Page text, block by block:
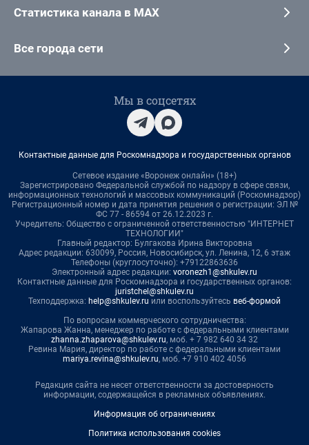
Статистика канала в MAX
Все города сети
Мы в соцсетях
Контактные данные для Роскомнадзора и государственных органов
Сетевое издание «Воронеж онлайн» (18+)
Зарегистрировано Федеральной службой по надзору в сфере связи,
информационных технологий и массовых коммуникаций (Роскомнадзор)
Регистрационный номер и дата принятия решения о регистрации: ЭЛ №
ФС 77 - 86594 от 26.12.2023 г.
Учредитель: Общество с ограниченной ответственностью "ИНТЕРНЕТ
ТЕХНОЛОГИИ"
Главный редактор: Булгакова Ирина Викторовна
Адрес редакции: 630099, Россия, Новосибирск, ул. Ленина, 12, 6 этаж
Телефоны (круглосуточно): +79122863636
Электронный адрес редакции: voronezh1@shkulev.ru
Контактные данные для Роскомнадзора и государственных органов:
juristchel@shkulev.ru
Техподдержка: help@shkulev.ru или воспользуйтесь веб-формой
По вопросам коммерческого сотрудничества:
Жапарова Жанна, менеджер по работе с федеральными клиентами
zhanna.zhaparova@shkulev.ru, моб. + 7 982 640 34 32
Ревина Мария, директор по работе с федеральными клиентами
mariya.revina@shkulev.ru, моб. +7 910 402 4056
Редакция сайта не несет ответственности за достоверность
информации, содержащейся в рекламных объявлениях.
Информация об ограничениях
Политика использования cookies